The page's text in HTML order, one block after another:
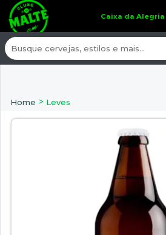
Caixa da Alegria
Home > Leves